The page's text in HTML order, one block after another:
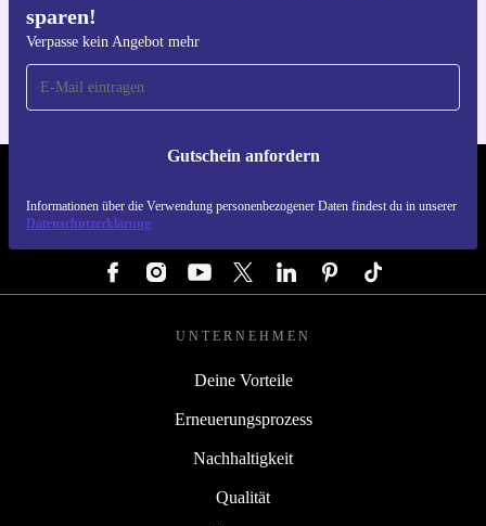
sparen!
Verpasse kein Angebot mehr
Gutschein anfordern
Informationen über die Verwendung personenbezogener Daten findest du in unserer
Datenschutzerklärung
Für iOS und Android
UNTERNEHMEN
Deine Vorteile
Erneuerungsprozess
Nachhaltigkeit
Qualität